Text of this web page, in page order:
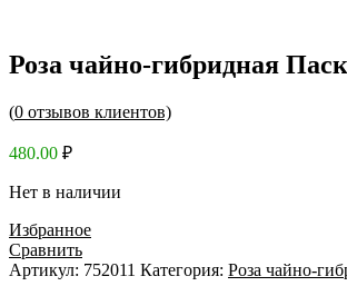
Роза чайно-гибридная
(0 отзывов клиентов)
480.00 ₽
Нет в наличии
Избранное
Сравнить
Артикул: 752011 Категория: Роза чайно-